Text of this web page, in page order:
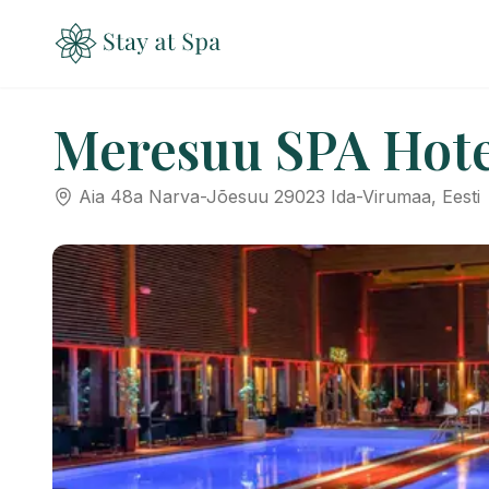
Meresuu SPA
Aia 48a Narva-Jõesuu 29023 Ida-Virumaa, Eesti